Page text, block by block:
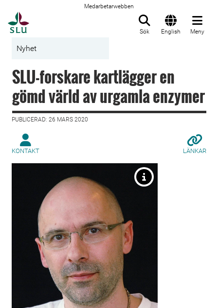
Medarbetarwebben
Sök English Meny
Nyhet
SLU-forskare kartlägger en
gömd värld av urgamla enzymer
PUBLICERAD: 26 MARS 2020
KONTAKT LÄNKAR